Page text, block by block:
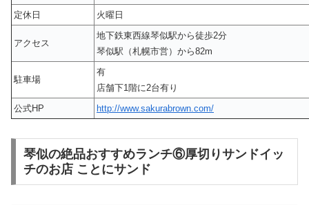
定休日
火曜日
アクセス
地下鉄東西線琴似駅から徒歩2分
琴似駅（札幌市営）から82m
駐車場
有
店舗下1階に2台有り
公式HP
http://www.sakurabrown.com/
琴似の絶品おすすめランチ⑥厚切りサンドイッ
チのお店 ことにサンド